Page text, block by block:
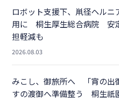
ロボット支援下、鼡径ヘルニ
用に 桐生厚生総合病院 安
担軽減も
2026.08.03
みこし、御旅所へ 「宵の
すの渡御へ準備整う 桐生祇